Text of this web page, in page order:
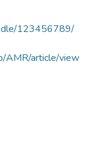
123456789/
AMR/article/view